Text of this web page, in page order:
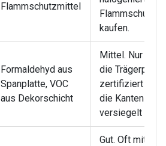
Flammschutzmittel
kaufen.
Formaldehyd aus
Spanplatte, VOC
aus Dekorschicht
Mittel. Nur
die
zertifiziert ist
die Kanten
versiegelt sind.
Gut. Oft mit